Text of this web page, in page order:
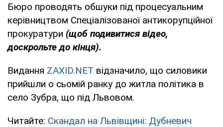
Бюро проводять обшуки під процесуальним
керівництвом Спеціалізованої антикорупційної
прокуратури (щоб подивитися відео,
доскрольте до кінця).
Видання ZAXID.NET відзначило, що силовики
прийшли о сьомій ранку до житла політика в
село Зубра, що під Львовом.
Читайте: Скандал на Львівщині: Дубневич